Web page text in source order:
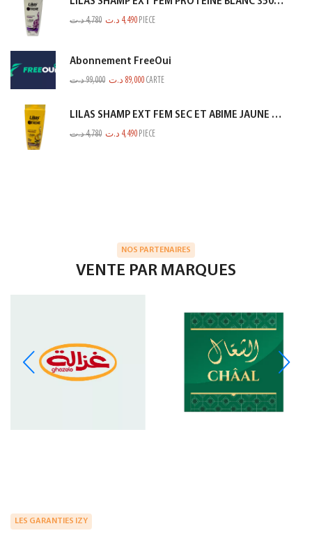
4,780د.ت 4,490 د.ت PIECE
Abonnement FreeOui
99,000د.ت 89,000 د.ت CARTE
LILAS SHAMP EXT FEM SEC ET ABIME JAUNE 350ML
4,780د.ت 4,490 د.ت PIECE
NOS PARTENAIRES
VENTE PAR MARQUES
LES GARANTIES IZY